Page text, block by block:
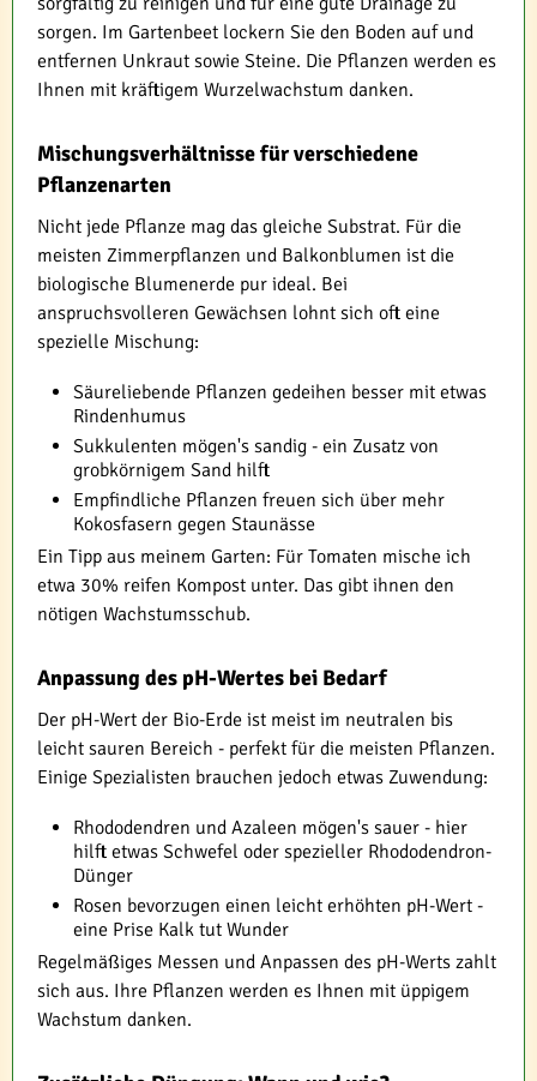
sorgen. Im Gartenbeet lockern Sie den Boden auf und
entfernen Unkraut sowie Steine. Die Pflanzen werden es
Ihnen mit kräftigem Wurzelwachstum danken.
Mischungsverhältnisse für verschiedene
Pflanzenarten
Nicht jede Pflanze mag das gleiche Substrat. Für die
meisten Zimmerpflanzen und Balkonblumen ist die
biologische Blumenerde pur ideal. Bei
anspruchsvolleren Gewächsen lohnt sich oft eine
spezielle Mischung:
Säureliebende Pflanzen gedeihen besser mit etwas
Rindenhumus
Sukkulenten mögen's sandig - ein Zusatz von
grobkörnigem Sand hilft
Empfindliche Pflanzen freuen sich über mehr
Kokosfasern gegen Staunässe
Ein Tipp aus meinem Garten: Für Tomaten mische ich
etwa 30% reifen Kompost unter. Das gibt ihnen den
nötigen Wachstumsschub.
Anpassung des pH-Wertes bei Bedarf
Der pH-Wert der Bio-Erde ist meist im neutralen bis
leicht sauren Bereich - perfekt für die meisten Pflanzen.
Einige Spezialisten brauchen jedoch etwas Zuwendung:
Rhododendren und Azaleen mögen's sauer - hier
hilft etwas Schwefel oder spezieller Rhododendron-
Dünger
Rosen bevorzugen einen leicht erhöhten pH-Wert -
eine Prise Kalk tut Wunder
Regelmäßiges Messen und Anpassen des pH-Werts zahlt
sich aus. Ihre Pflanzen werden es Ihnen mit üppigem
Wachstum danken.